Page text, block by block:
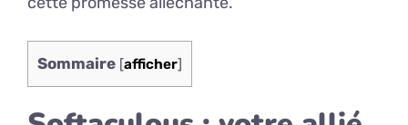
Sommaire [afficher]